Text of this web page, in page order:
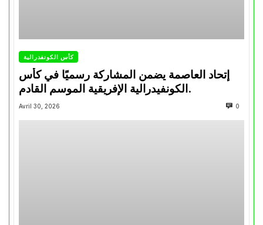
كأس الكونفدرالية
إتحاد العاصمة يضمن المشاركة رسميًا في كأس
الكونفيدرالية الإفريقية الموسم القادم.
Avril 30, 2026 0